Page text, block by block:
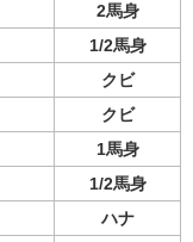
2馬身
1/2馬身
クビ
クビ
1馬身
1/2馬身
ハナ